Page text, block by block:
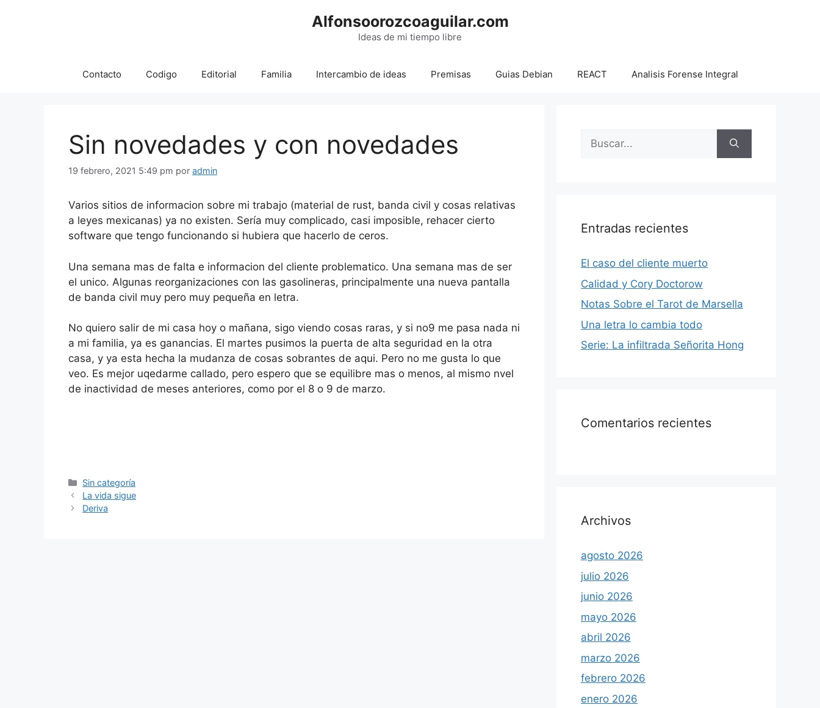
Alfonsoorozcoaguilar.com
Ideas de mi tiempo libre
Contacto Codigo Editorial Familia Intercambio de ideas Premisas Guias Debian REACT Analisis Forense Integral
Sin novedades y con novedades
19 febrero, 2021 5:49 pm por admin
Varios sitios de informacion sobre mi trabajo (material de rust, banda civil y cosas relativas
a leyes mexicanas) ya no existen. Sería muy complicado, casi imposible, rehacer cierto
software que tengo funcionando si hubiera que hacerlo de ceros.
Una semana mas de falta e informacion del cliente problematico. Una semana mas de ser
el unico. Algunas reorganizaciones con las gasolineras, principalmente una nueva pantalla
de banda civil muy pero muy pequeña en letra.
No quiero salir de mi casa hoy o mañana, sigo viendo cosas raras, y si no9 me pasa nada ni
a mi familia, ya es ganancias. El martes pusimos la puerta de alta seguridad en la otra
casa, y ya esta hecha la mudanza de cosas sobrantes de aqui. Pero no me gusta lo que
veo. Es mejor uqedarme callado, pero espero que se equilibre mas o menos, al mismo nvel
de inactividad de meses anteriores, como por el 8 o 9 de marzo.
Categorías
Sin categoría
La vida sigue
Deriva
Buscar:
Entradas recientes
El caso del cliente muerto
Calidad y Cory Doctorow
Notas Sobre el Tarot de Marsella
Una letra lo cambia todo
Serie: La infiltrada Señorita Hong
Comentarios recientes
Archivos
agosto 2026
julio 2026
junio 2026
mayo 2026
abril 2026
marzo 2026
febrero 2026
enero 2026